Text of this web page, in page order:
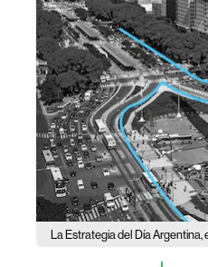
La Estrategia del Día